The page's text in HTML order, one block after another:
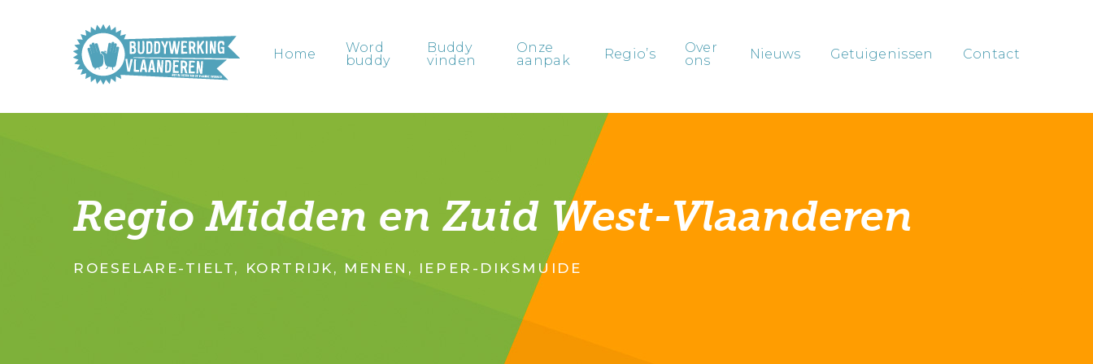
Home
Word
buddy
Buddy
vinden
Onze
aanpak
Regio’s
Over
ons
Nieuws Getuigenissen Contact
Regio Midden en Zuid West-Vlaanderen
ROESELARE-TIELT, KORTRIJK, MENEN, IEPER-DIKSMUIDE